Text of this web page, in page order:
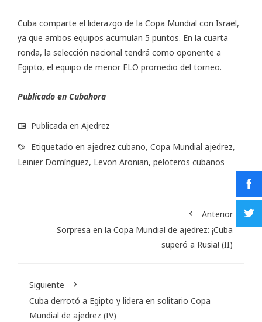
Cuba comparte el liderazgo de la Copa Mundial con Israel,
ya que ambos equipos acumulan 5 puntos. En la cuarta
ronda, la selección nacional tendrá como oponente a
Egipto, el equipo de menor ELO promedio del torneo.
Publicado en Cubahora
Publicada en Ajedrez
Etiquetado en ajedrez cubano, Copa Mundial ajedrez,
Leinier Domínguez, Levon Aronian, peloteros cubanos
Anterior
Sorpresa en la Copa Mundial de ajedrez: ¡Cuba
superó a Rusia! (II)
Siguiente
Cuba derrotó a Egipto y lidera en solitario Copa
Mundial de ajedrez (IV)